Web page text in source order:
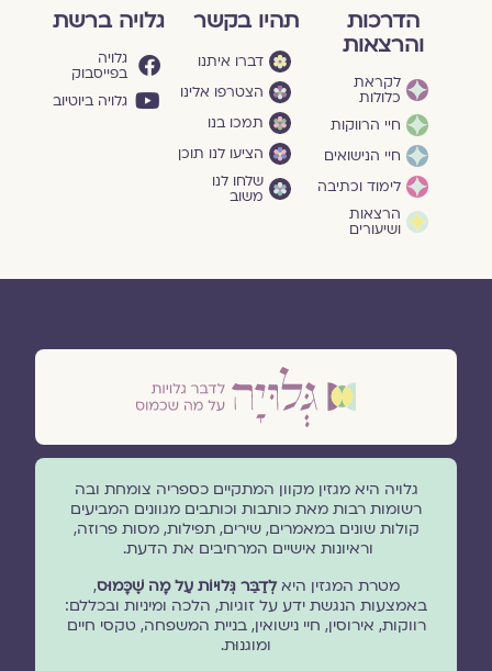
הדרכות
והרצאות
לקראת
כלולות
חיי הרווקות
חיי הנישואים
לימוד וכתיבה
הרצאות
ושיעורים
תהיו בקשר
דברו איתנו
הצטרפו אלינו
תמכו בנו
הציעו לנו תוכן
שלחו לנו
משוב
גלויה ברשת
גלויה
בפייסבוק
גלויה ביוטיוב
גלויה היא מגזין מקוון המתקיים כספריה צומחת ובה
רשומות רבות מאת כותבות וכותבים מגוונים המביעים
קולות שונים במאמרים, שירים, תפילות, מסות פרוזה,
וראיונות אישיים המרחיבים את הדעת.
מטרת המגזין היאלְדַבֵּר גְּלוּיוֹת עַל מָה שֶׁכָּמוּס,
באמצעות הנגשת ידע על זוגיות, הלכה ומיניות ובכללם:
רווקות, אירוסין, חיי נישואין, בניית המשפחה, טקסי חיים
ומוגנוּת.